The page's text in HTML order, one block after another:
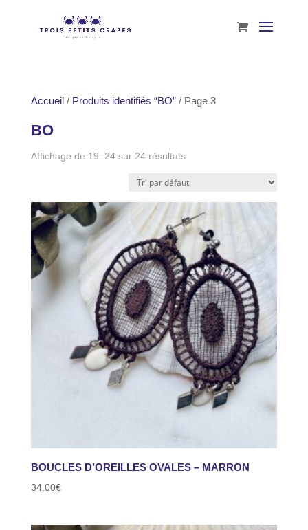
Accueil/ Produits identifiés “BO”/ Page 3
BO
Affichage de 19–24 sur 24 résultats
BOUCLES D’OREILLES OVALES – MARRON
34.00€